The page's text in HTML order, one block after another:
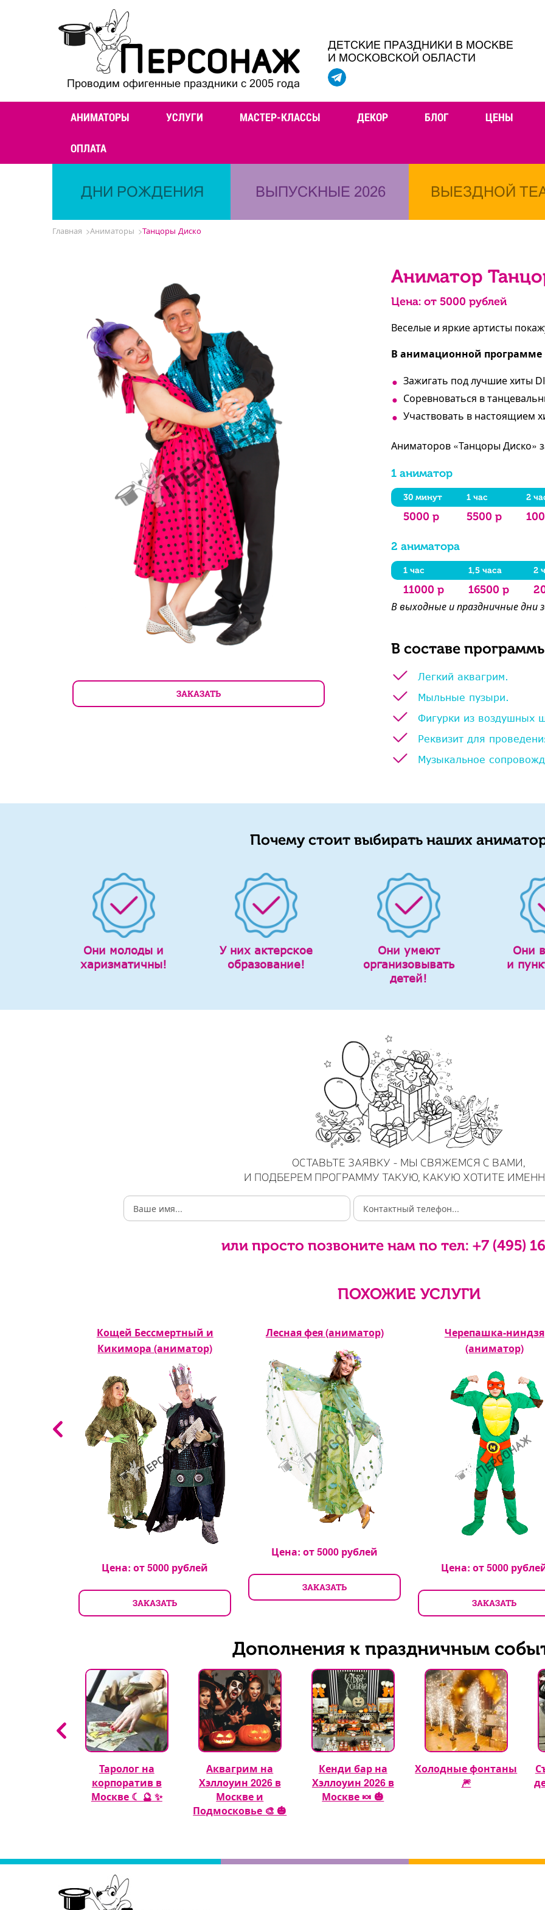
Проводим офигенные праздники с 2005 года
ДЕТСКИЕ ПРАЗДНИКИ В МОСКВЕ
И МОСКОВСКОЙ ОБЛАСТИ
АНИМАТОРЫ УСЛУГИ МАСТЕР-КЛАССЫ ДЕКОР БЛОГ ЦЕНЫ
ОПЛАТА
ДНИ РОЖДЕНИЯ ВЫПУСКНЫЕ 2026 ВЫЕЗДНОЙ
Главная Аниматоры Танцоры Диско
ЗАКАЗАТЬ
Аниматор
Цена: от 5000 рублей
Веселые и яркие артисты
В анимационной программе
Зажигать под лучшие хиты
Соревноваться в
Участвовать в настоящием
Аниматоров «Танцоры Диско»
1 аниматор
30 минут 1 час 2
5000 р 5500 р
2 аниматора
1 час 1,5 часа 2
11000 р 16500 р
В выходные и праздничные дни
В составе
Легкий аквагрим.
Мыльные пузыри.
Фигурки из воздушных
Реквизит для
Музыкальное
Почему стоит выбирать наших
Они молоды и
харизматичны!
У них актерское
образование!
Они умеют
организовывать
детей!
Они
и
ОСТАВЬТЕ ЗАЯВКУ - МЫ СВЯЖЕМСЯ С ВАМИ,
И ПОДБЕРЕМ ПРОГРАММУ ТАКУЮ, КАКУЮ ХОТИТЕ
или просто позвоните нам по тел: +7 (495)
ПОХОЖИЕ УСЛУГИ
Кощей Бессмертный и
Кикимора (аниматор)
Цена: от5000 рублей
ЗАКАЗАТЬ
Лесная фея (аниматор)
Цена: от5000 рублей
ЗАКАЗАТЬ
Черепашка-ниндзя
(аниматор)
Цена: от5000
ЗАКАЗАТЬ
Дополнения к праздничным
Таролог на
корпоратив в
Москве ☾ 🔮 ✨
Аквагрим на
Хэллоуин 2026 в
Москве и
Подмосковье 🎨 🎃
Кенди бар на
Хэллоуин 2026 в
Москве 🍬 🎃
Холодные фонтаны
🎆